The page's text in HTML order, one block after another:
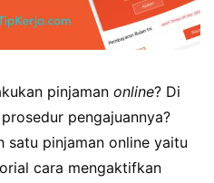
pinjaman online? Di
pengajuannya?
satu pinjaman online yaitu
cara mengaktifkan